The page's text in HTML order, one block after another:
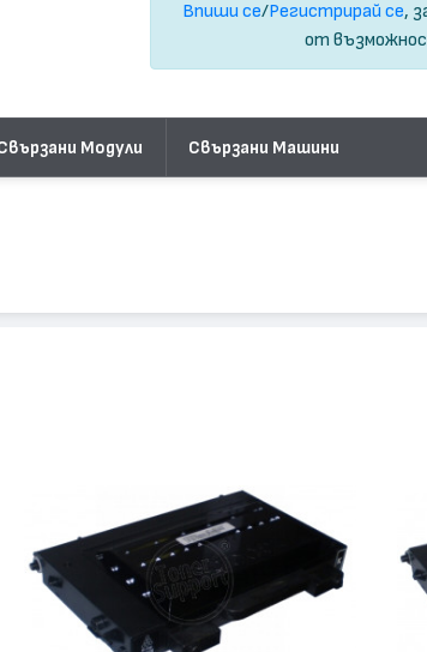
Впиши се/Регистрирай се,
от
Модули Свързани Машини